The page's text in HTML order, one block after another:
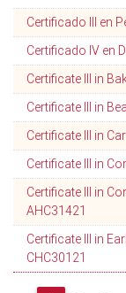
Certificado III en
Certificado IV en
Certificate III in
Certificate III in
Certificate III in
Certificate III in
Certificate III in
AHC31421
Certificate III in
CHC30121